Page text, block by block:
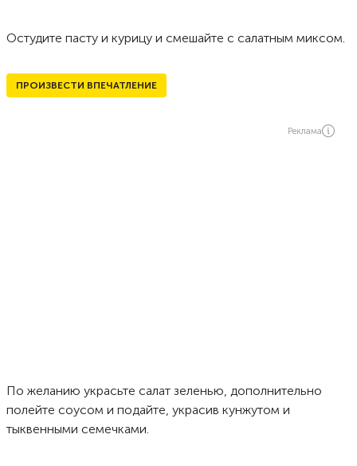
Остудите пасту и курицу и смешайте с салатным миксом.
ПРОИЗВЕСТИ ВПЕЧАТЛЕНИЕ
Реклама
По желанию украсьте салат зеленью, дополнительно
полейте соусом и подайте, украсив кунжутом и
тыквенными семечками.